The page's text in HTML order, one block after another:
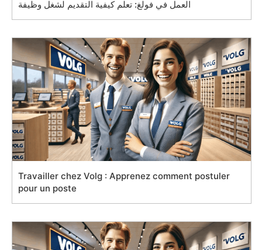
العمل في فولغ: تعلم كيفية التقديم لشغل وظيفة
Travailler chez Volg : Apprenez comment postuler
pour un poste